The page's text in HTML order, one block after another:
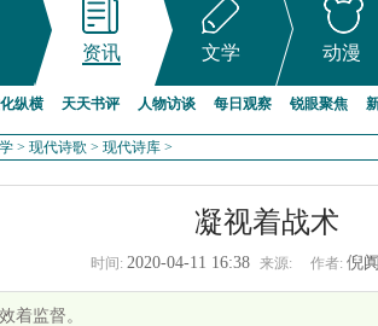
资讯 文学 动漫
纵横 天天书评 人物访谈 每日观察 锐眼聚焦
> 现代诗歌 > 现代诗库 >
凝视着战术
时间: 2020-04-11 16:38 来源: 作者: 倪
着监督。